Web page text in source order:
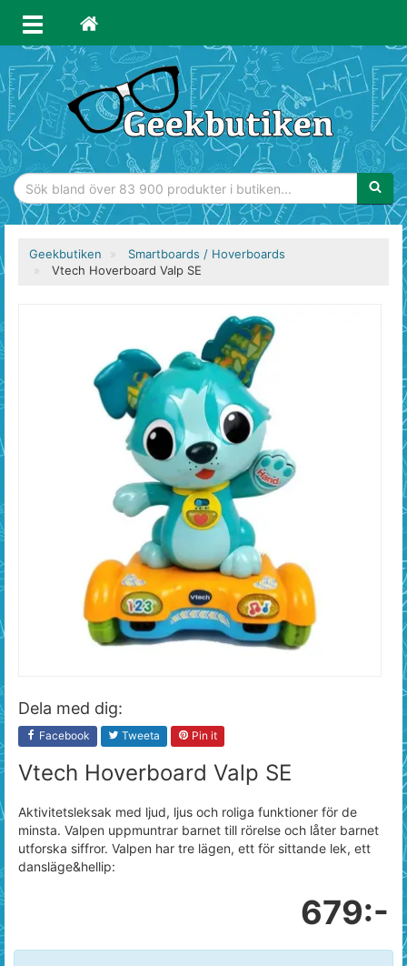
Geekbutiken
Smartboards / Hoverboards
Vtech Hoverboard Valp SE
Dela med dig:
Facebook Tweeta Pin it
Vtech Hoverboard Valp SE
Aktivitetsleksak med ljud, ljus och roliga funktioner för de
minsta. Valpen uppmuntrar barnet till rörelse och låter barnet
utforska siffror. Valpen har tre lägen, ett för sittande lek, ett
dansläge&hellip:
679:-